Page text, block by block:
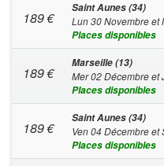
189€
Saint Aunes (34)
Lun 30 Novembre et
Places disponibles
189€
Marseille (13)
Mer 02 Décembre et
Places disponibles
189€
Saint Aunes (34)
Ven 04 Décembre
Places disponibles